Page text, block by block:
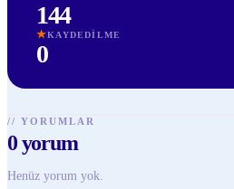
144
★KAYDEDILME
0
// YORUMLAR
0yorum
Henüz yorum yok.